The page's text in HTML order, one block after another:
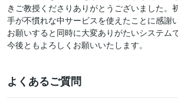
きご教授くださりありがとうございました。
手が不慣れな中サービスを使えたことに感謝
お願いすると同時に大変ありがたいシステム
今後ともよろしくお願いいたします。
よくあるご質問